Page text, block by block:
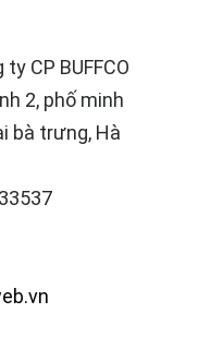
CP BUFFCO
2, phố minh
bà trưng, Hà